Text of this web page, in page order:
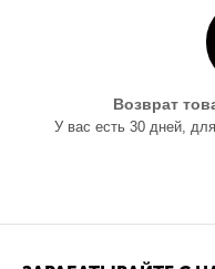
Возврат
У вас есть 30 дней,